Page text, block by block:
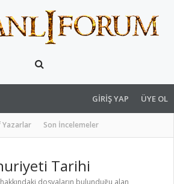
Yazarlar Son İncelemeler
GIRIŞ YAP ÜYE OL
Tarihi
dosyaların bulunduğu alan